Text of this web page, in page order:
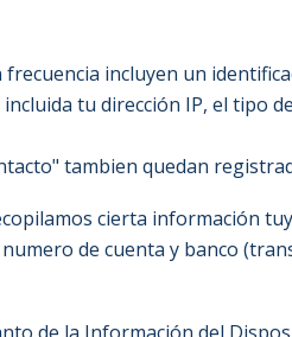
incluyen un
tu dirección IP, el tipo
tambien quedan
cierta información
de cuenta y banco